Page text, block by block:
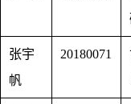
张宇
帆
20180071